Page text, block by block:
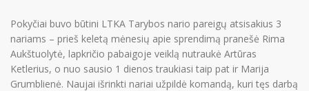
PR Impact Awards
Renginiai
Apie RsV
Pokyčiai buvo būtini LTKA Tarybos nario pareigų atsisakius 3
nariams – prieš keletą mėnesių apie sprendimą pranešė Rima
Aukštuolytė, lapkričio pabaigoje veiklą nutraukė Artūras
Ketlerius, o nuo sausio 1 dienos traukiasi taip pat ir Marija
Grumblienė. Naujai išrinkti nariai užpildė komandą, kuri tęs darbą